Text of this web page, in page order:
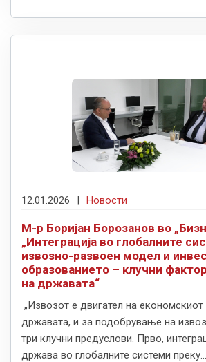
12.01.2026 | Новости
М-р Боријан Борозанов во
„Интеграција во глобалните
извозно-развоен модел и
образованието – клучни
на државата“
„Извозот е двигател на економскиот
државата, и за подобрување на
три клучни предуслови. Прво,
држава во глобалните системи преку...